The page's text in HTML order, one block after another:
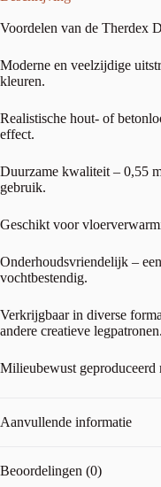
Voordelen van de Therdex
Moderne en veelzijdige
kleuren.
Realistische hout- of
effect.
Duurzame kwaliteit – 0,55
gebruik.
Geschikt voor
Onderhoudsvriendelijk –
vochtbestendig.
Verkrijgbaar in diverse
andere creatieve legpatronen.
Milieubewust geproduceerd
Aanvullende informatie
Beoordelingen (0)